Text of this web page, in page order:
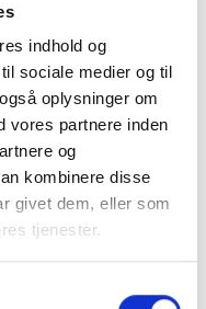
indhold og
sociale medier og til
oplysninger om
vores partnere inden
og
kombinere disse
givet dem, eller som
tjenester.
derfor løst fra
eller kort blusen
bunden.
blade i sand, grå
på blusen er sort.